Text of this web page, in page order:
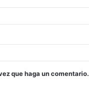
que haga un comentario.